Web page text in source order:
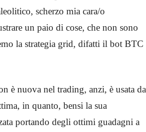
scherzo mia cara/o
un paio di cose, che non sono
la strategia grid, difatti il bot BTC
è nuova nel trading, anzi, è usata da
in quanto, bensi la sua
portando degli ottimi guadagni a